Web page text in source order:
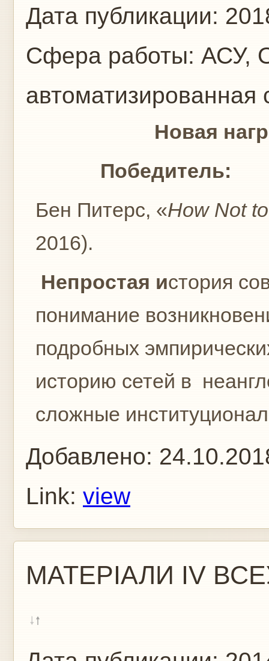
Дата публикации:
Сфера работы: АСУ,
Новая награда
Победитель:
Бен Питерс, «How Not
2016).
Непростая история
понимание
подробных
историю сетей в
сложные
Добавлено:
Link: view
МАТЕРІАЛИ IV